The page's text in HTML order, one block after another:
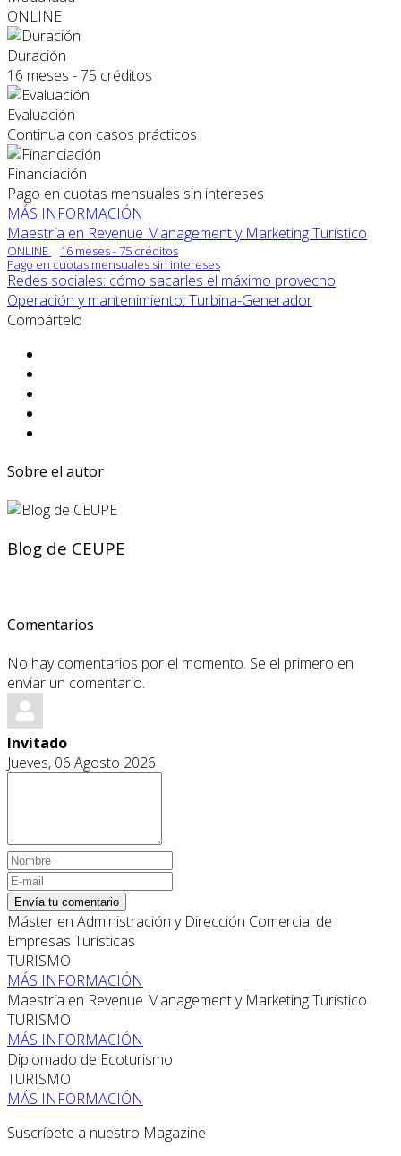
ONLINE
Duración
16 meses - 75 créditos
Evaluación
Continua con casos prácticos
Financiación
Pago en cuotas mensuales sin intereses
MÁS INFORMACIÓN
Maestría en Revenue Management y Marketing Turístico
ONLINE
16 meses - 75 créditos
Pago en cuotas mensuales sin intereses
Redes sociales: cómo sacarles el máximo provecho
Operación y mantenimiento: Turbina-Generador
Compártelo
Sobre el autor
Blog de CEUPE
Comentarios
No hay comentarios por el momento. Se el primero en
enviar un comentario.
Invitado
Jueves, 06 Agosto 2026
Envía tu comentario
Máster en Administración y Dirección Comercial de
Empresas Turísticas
TURISMO
MÁS INFORMACIÓN
Maestría en Revenue Management y Marketing Turístico
TURISMO
MÁS INFORMACIÓN
Diplomado de Ecoturismo
TURISMO
MÁS INFORMACIÓN
Suscríbete a nuestro Magazine